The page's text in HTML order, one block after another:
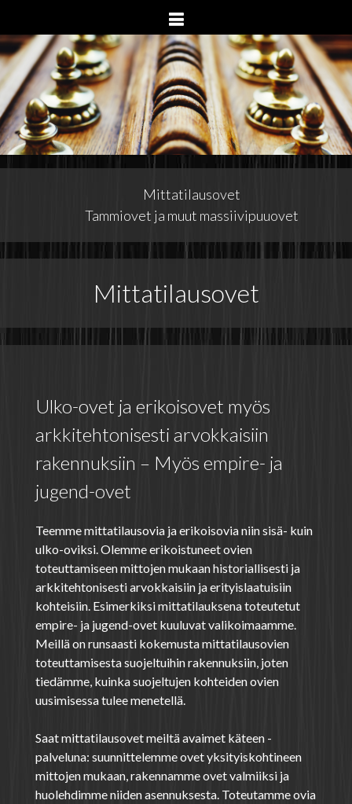
content

Mittatilausovet
Tammiovet ja muut massiivipuuovet
Mittatilausovet
Ulko-ovet ja erikoisovet myös
arkkitehtonisesti arvokkaisiin
rakennuksiin – Myös empire- ja
jugend-ovet
Teemme mittatilausovia ja erikoisovia niin sisä- kuin
ulko-oviksi. Olemme erikoistuneet ovien
toteuttamiseen mittojen mukaan historiallisesti ja
arkkitehtonisesti arvokkaisiin ja erityislaatuisiin
kohteisiin. Esimerkiksi mittatilauksena toteutetut
empire- ja jugend-ovet kuuluvat valikoimaamme.
Meillä on runsaasti kokemusta mittatilausovien
toteuttamisesta suojeltuihin rakennuksiin, joten
tiedämme, kuinka suojeltujen kohteiden ovien
uusimisessa tulee menetellä.
Saat mittatilausovet meiltä avaimet käteen -
palveluna: suunnittelemme ovet yksityiskohtineen
mittojen mukaan, rakennamme ovet valmiiksi ja
huolehdimme niiden asennuksesta. Toteutamme ovia